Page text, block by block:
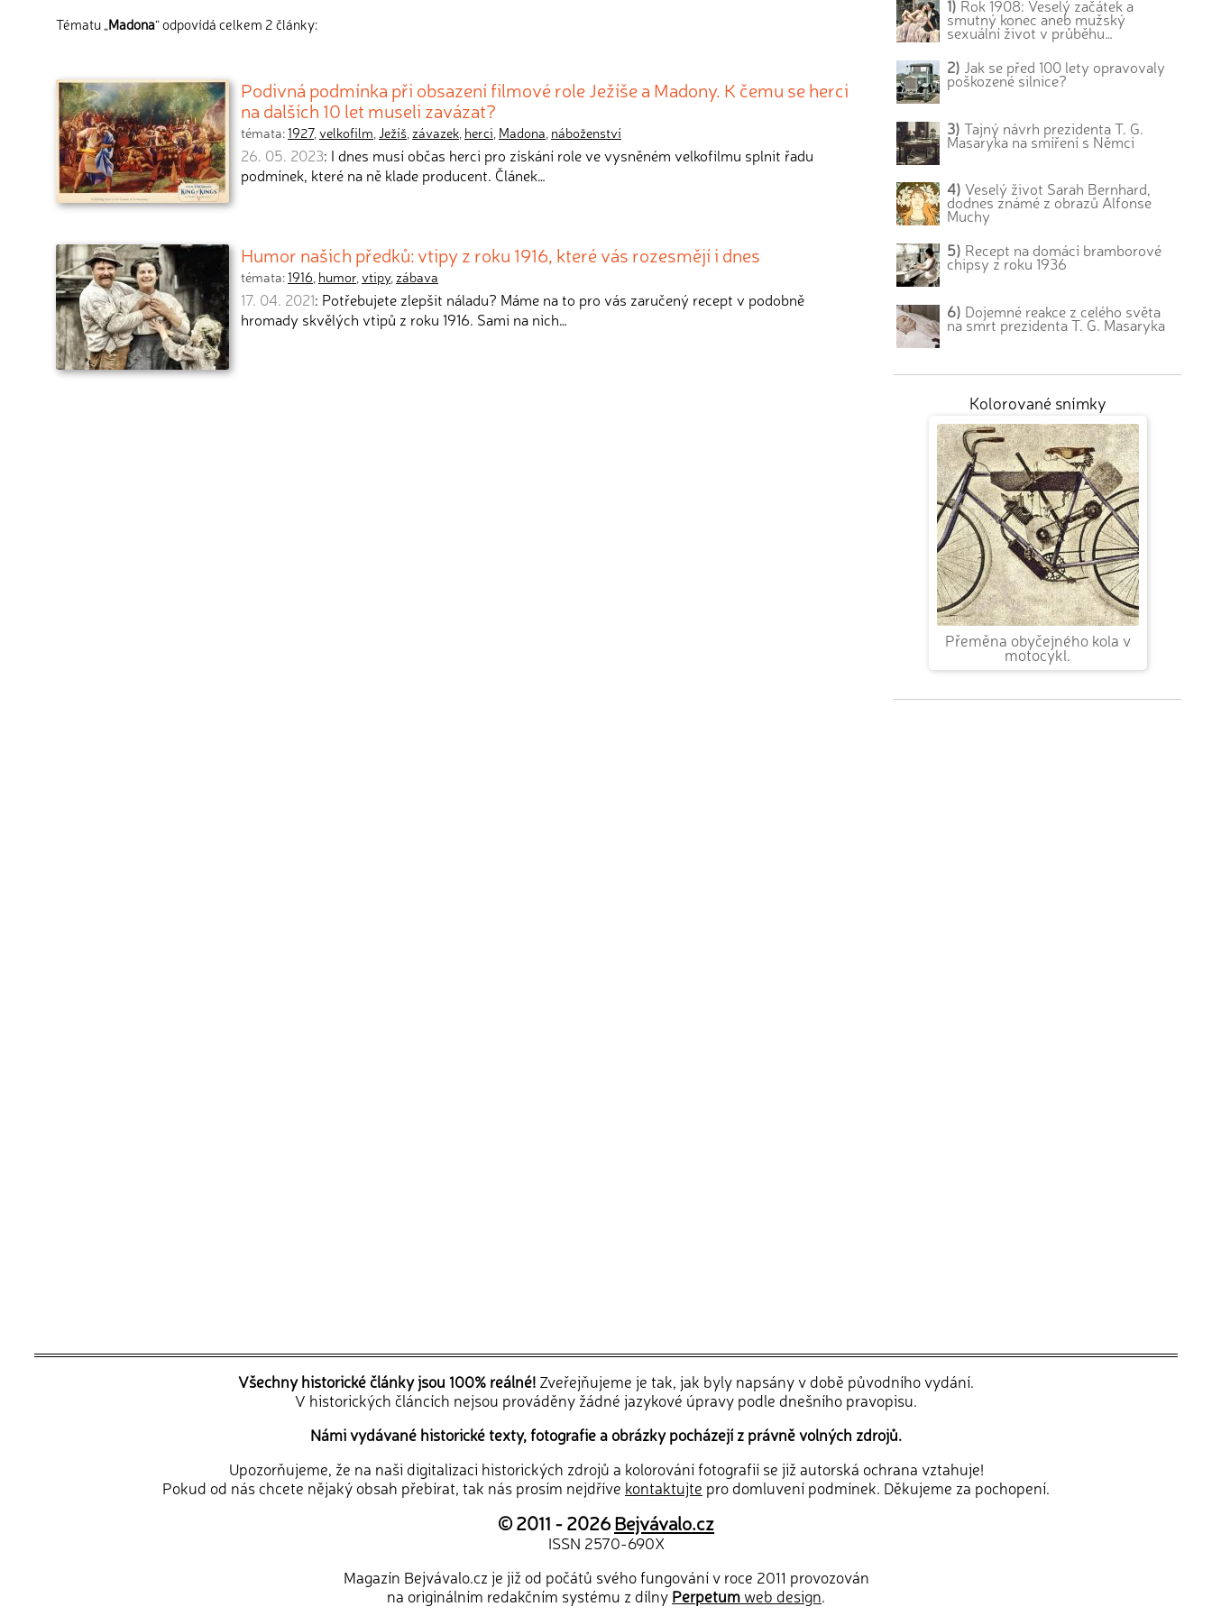
Tématu „Madona“ odpovídá celkem 2 články:
Podivná podmínka při obsazení filmové role Ježíše a Madony. K čemu se herci
na dalších 10 let museli zavázat?
témata:1927,velkofilm,Ježíš, závazek, herci, Madona, náboženství
26. 05. 2023: I dnes musí občas herci pro získání role ve vysněném velkofilmu splnit řadu
podmínek, které na ně klade producent. Článek…
Humor našich předků: vtipy z roku 1916, které vás rozesmějí i dnes
témata:1916, humor,vtipy, zábava
17. 04. 2021: Potřebujete zlepšit náladu? Máme na to pro vás zaručený recept v podobně
hromady skvělých vtipů z roku 1916. Sami na nich…
1) Rok 1908: Veselý začátek a
smutný konec aneb mužský
sexuální život v průběhu…
2) Jak se před 100 lety opravovaly
poškozené silnice?
3) Tajný návrh prezidenta T. G.
Masaryka na smíření s Němci
4) Veselý život Sarah Bernhard,
dodnes známé z obrazů Alfonse
Muchy
5) Recept na domácí bramborové
chipsy z roku 1936
6) Dojemné reakce z celého světa
na smrt prezidenta T. G. Masaryka
Kolorované snímky
Přeměna obyčejného kola v
motocykl.
Všechny historické články jsou 100% reálné! Zveřejňujeme je tak, jak byly napsány v době původního vydání.
V historických článcích nejsou prováděny žádné jazykové úpravy podle dnešního pravopisu.
Námi vydávané historické texty, fotografie a obrázky pocházejí z právně volných zdrojů.
Upozorňujeme, že na naši digitalizaci historických zdrojů a kolorování fotografií se již autorská ochrana vztahuje!
Pokud od nás chcete nějaký obsah přebírat, tak nás prosím nejdříve kontaktujte pro domluvení podmínek. Děkujeme za pochopení.
© 2011 - 2026Bejvávalo.cz
ISSN 2570-690X
Magazín Bejvávalo.cz je již od počátů svého fungování v roce 2011 provozován
na originálním redakčním systému z dílny Perpetumweb design.